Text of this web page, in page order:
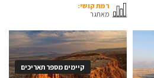
רמת קושי:
מאתגר
קיימים מספר תאריכים